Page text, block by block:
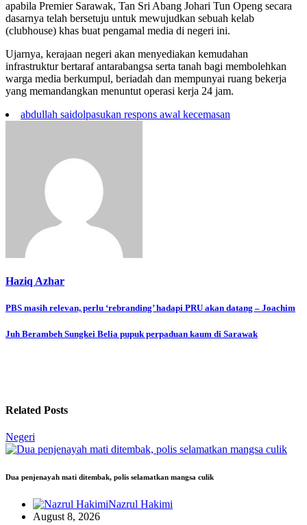
apabila Premier Sarawak, Tan Sri Abang Johari Tun Openg secara
dasarnya telah bersetuju untuk mewujudkan sebuah kelab
(clubhouse) khas buat pengamal media di negeri ini.
Ujarnya, kerajaan negeri akan menyediakan kemudahan
infrastruktur bertaraf antarabangsa serta tanah bagi membolehkan
warga media berkumpul, beriadah dan mempunyai ruang bekerja
yang memandangkan menuntut operasi kerja 24 jam.
abdullah saidolpasukan respons awal kecemasan
Haziq Azhar
Post
navigation
PBS masih relevan, perlu ‘rebranding’ hadapi PRU akan datang – Joachim
Juh Berambeh Sungkei Belia pupuk perpaduan kaum di Sarawak
Related Posts
Negeri
Dua penjenayah mati ditembak, polis selamatkan mangsa culik
Nazrul Hakimi
August 8, 2026